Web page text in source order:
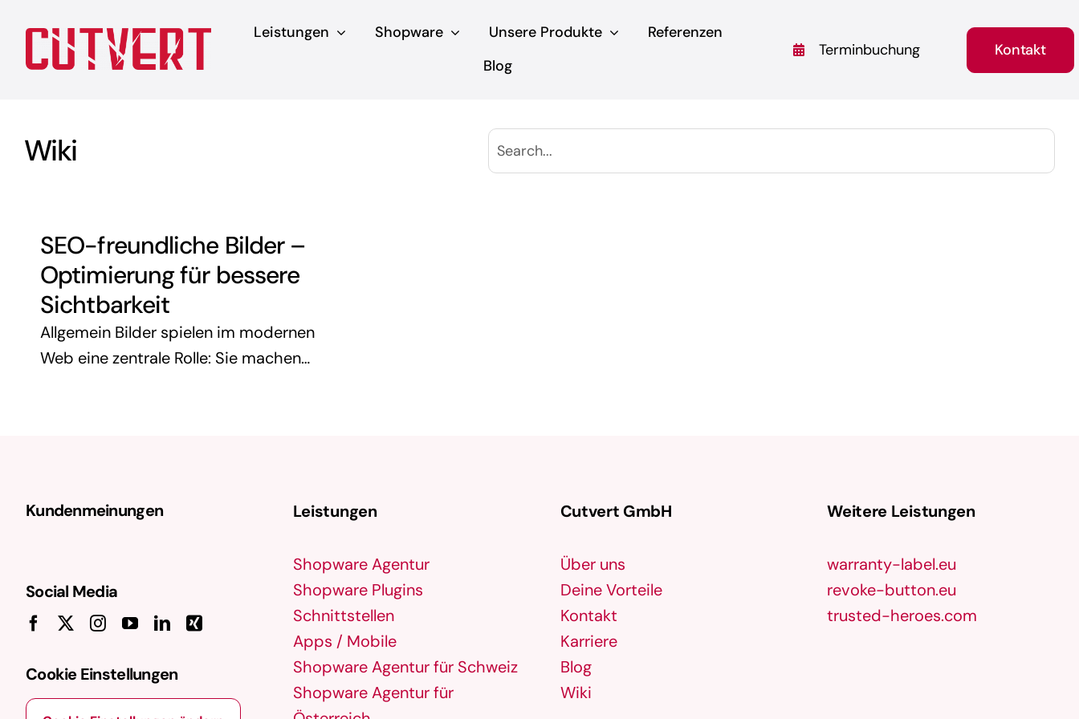
Inhalt
springen
Leistungen Shopware Unsere Produkte
Referenzen
Blog
Terminbuchung Kontakt
Wiki
SEO-freundliche Bilder –
Optimierung für bessere
Sichtbarkeit
Allgemein Bilder spielen im modernen
Web eine zentrale Rolle: Sie machen
Kundenmeinungen
Social Media
Cookie Einstellungen
Leistungen
Shopware Agentur
Shopware Plugins
Schnittstellen
Apps / Mobile
Shopware Agentur für Schweiz
Shopware Agentur für
Cutvert GmbH
Über uns
Deine Vorteile
Kontakt
Karriere
Blog
Wiki
Weitere Leistungen
warranty-label.eu
revoke-button.eu
trusted-heroes.com